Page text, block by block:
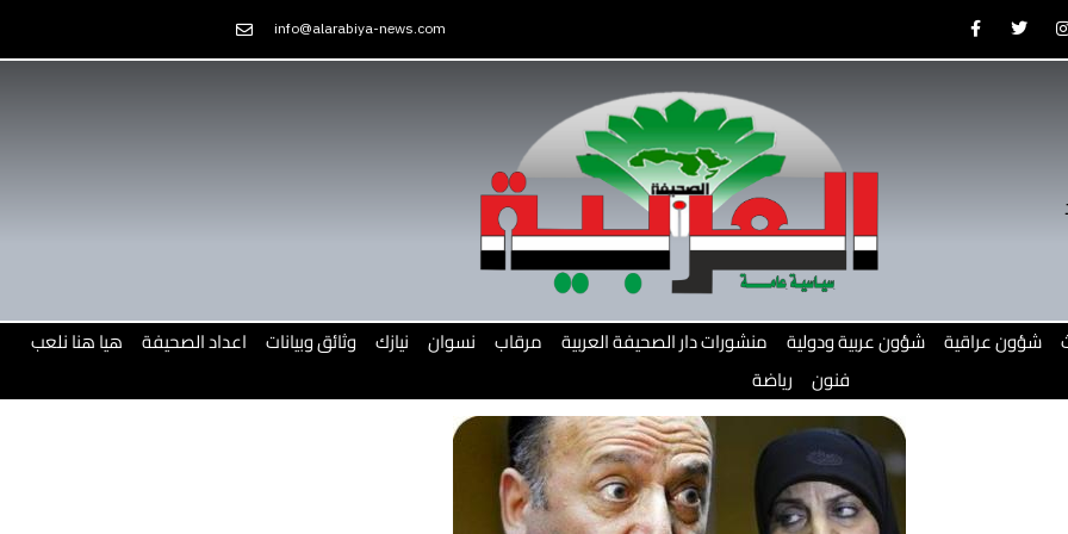
to
info@alarabiya-news.com F
a
e
T
w
t
I
t
شؤون عراقية شؤون عربية ودولية منشورات دار الصحيفة العربية مرقاب نسوان نيازك وثائق وبيانات اعداد الصحيفة هيا هنا نلعب
فنون رياضة